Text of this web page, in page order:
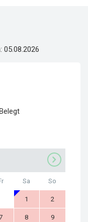
05.08.2026
Belegt
Sa So
1 2
8 9